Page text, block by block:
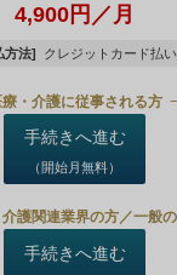
4,900円／月
方法] クレジットカード払い
療・介護に従事される方
手続きへ進む
（開始月無料）
介護関連業界の方／一般
手続きへ進む